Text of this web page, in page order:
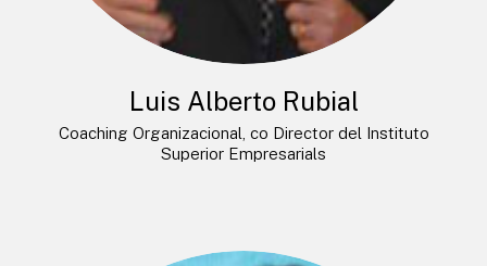
Luis Alberto Rubial
Coaching Organizacional, co Director del Instituto
Superior Empresarials